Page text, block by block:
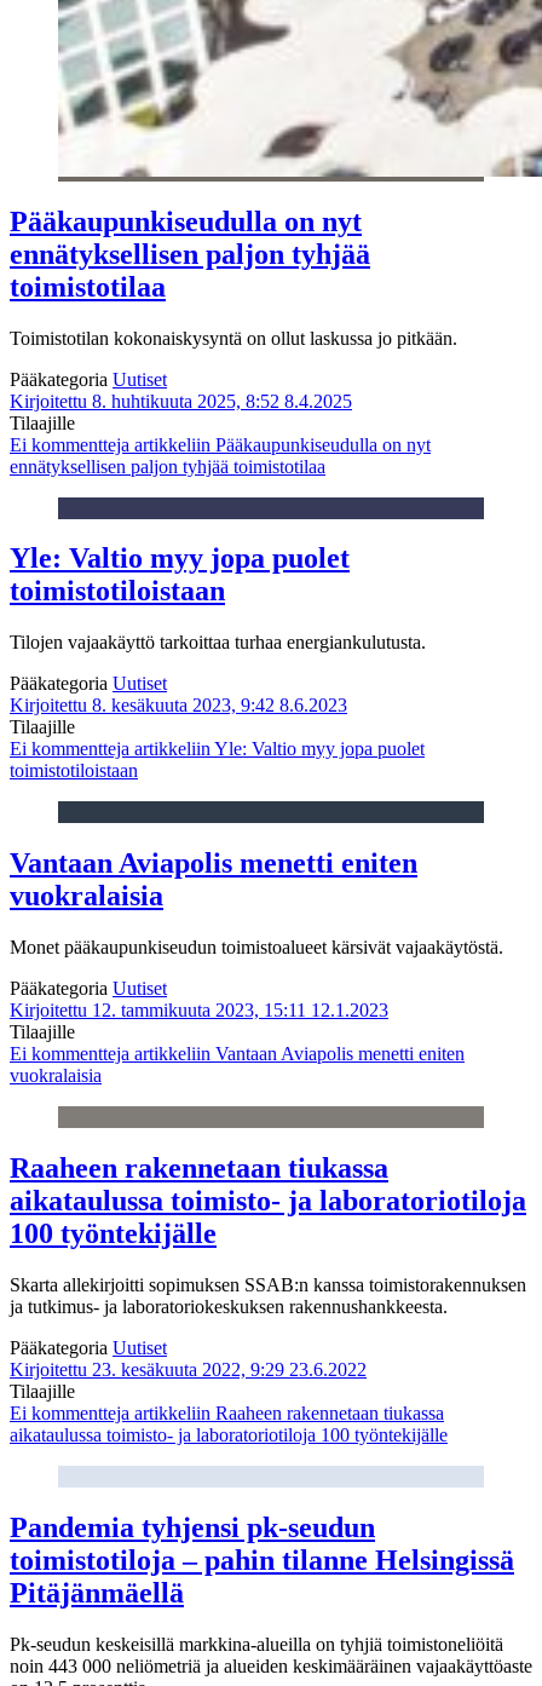
Pääkaupunkiseudulla on nyt
ennätyksellisen paljon tyhjää
toimistotilaa
Toimistotilan kokonaiskysyntä on ollut laskussa jo pitkään.
Pääkategoria Uutiset
Kirjoitettu 8. huhtikuuta 2025, 8:52 8.4.2025
Tilaajille
Ei kommentteja artikkeliin Pääkaupunkiseudulla on nyt
ennätyksellisen paljon tyhjää toimistotilaa
Yle: Valtio myy jopa puolet
toimistotiloistaan
Tilojen vajaakäyttö tarkoittaa turhaa energiankulutusta.
Pääkategoria Uutiset
Kirjoitettu 8. kesäkuuta 2023, 9:42 8.6.2023
Tilaajille
Ei kommentteja artikkeliin Yle: Valtio myy jopa puolet
toimistotiloistaan
Vantaan Aviapolis menetti eniten
vuokralaisia
Monet pääkaupunkiseudun toimistoalueet kärsivät vajaakäytöstä.
Pääkategoria Uutiset
Kirjoitettu 12. tammikuuta 2023, 15:11 12.1.2023
Tilaajille
Ei kommentteja artikkeliin Vantaan Aviapolis menetti eniten
vuokralaisia
Raaheen rakennetaan tiukassa
aikataulussa toimisto- ja laboratoriotiloja
100 työntekijälle
Skarta allekirjoitti sopimuksen SSAB:n kanssa toimistorakennuksen
ja tutkimus- ja laboratoriokeskuksen rakennushankkeesta.
Pääkategoria Uutiset
Kirjoitettu 23. kesäkuuta 2022, 9:29 23.6.2022
Tilaajille
Ei kommentteja artikkeliin Raaheen rakennetaan tiukassa
aikataulussa toimisto- ja laboratoriotiloja 100 työntekijälle
Pandemia tyhjensi pk-seudun
toimistotiloja – pahin tilanne Helsingissä
Pitäjänmäellä
Pk-seudun keskeisillä markkina-alueilla on tyhjiä toimistoneliöitä
noin 443 000 neliömetriä ja alueiden keskimääräinen vajaakäyttöaste